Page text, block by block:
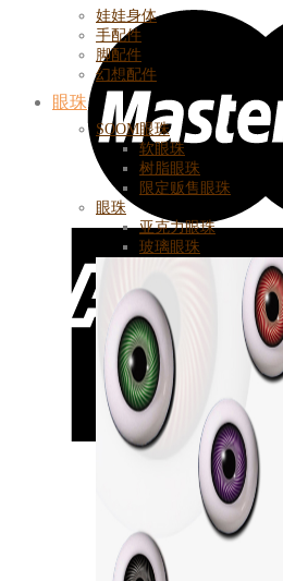
娃娃身体
手配件
脚配件
幻想配件
眼珠
SOOM眼珠
软眼珠
树脂眼珠
限定贩售眼珠
眼珠
亚克力眼珠
玻璃眼珠